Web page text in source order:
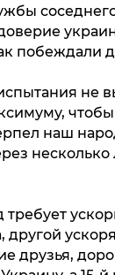
побеждали
не
наш
другой
друзья,